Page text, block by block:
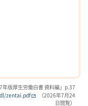
年版厚生労働白書 資料編」p.37
zentai.pdf
（2026年7月24
日閲覧）